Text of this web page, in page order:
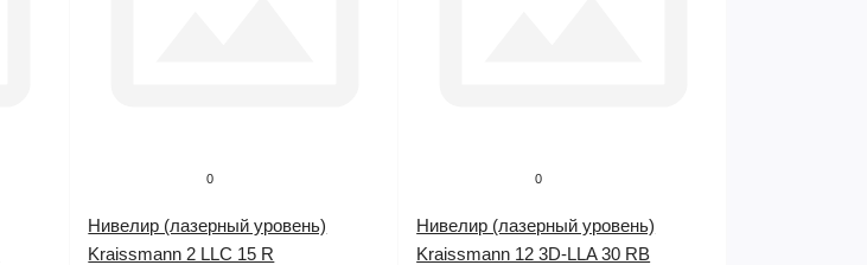
0
Нивелир (лазерный уровень)
Kraissmann 2 LLC 15 R
0
Нивелир (лазерный уровень)
Kraissmann 12 3D-LLA 30 RB